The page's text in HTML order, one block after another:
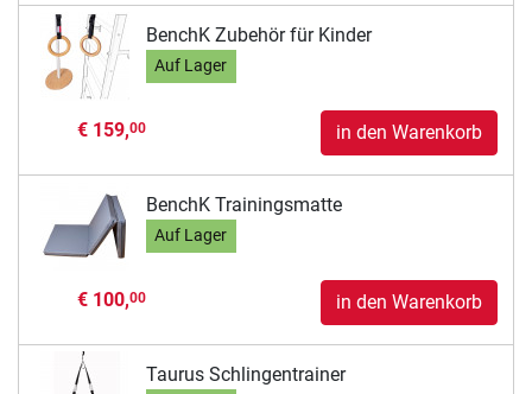
BenchK Zubehör für Kinder
Auf Lager
€ 159,00 in den Warenkorb
BenchK Trainingsmatte
Auf Lager
€ 100,00 in den Warenkorb
Taurus Schlingentrainer